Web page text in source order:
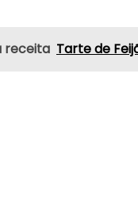
receita Tarte de